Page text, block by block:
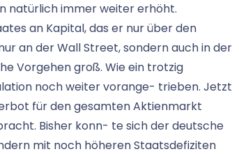
natürlich immer weiter erhöht.
an Kapital, das er nur über den
an der Wall Street, sondern auch in der
Vorgehen groß. Wie ein trotzig
noch weiter vorange- trieben. Jetzt
für den gesamten Aktienmarkt
Bisher konn- te sich der deutsche
mit noch höheren Staatsdefiziten